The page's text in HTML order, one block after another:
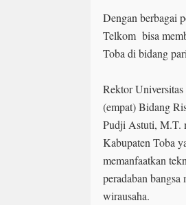
Dengan berbagai
Telkom bisa
Toba di bidang
Rektor
(empat) Bidang
Pudji Astuti, M.T.
Kabupaten Toba
memanfaatkan
peradaban
wirausaha.